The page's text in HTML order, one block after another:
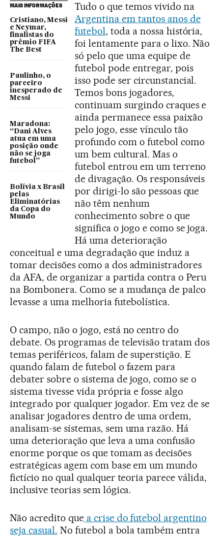
MAIS INFORMAÇÕES
Cristiano, Messi
e Neymar,
finalistas do
prêmio FIFA
The Best
Paulinho, o
parceiro
inesperado de
Messi
Maradona:
“Dani Alves
atua em uma
posição onde
não se joga
futebol”
Bolívia x Brasil
pelas
Eliminatórias
da Copa do
Mundo
Tudo o que temos vivido na
Argentina em tantos anos de
futebol, toda a nossa história,
foi lentamente para o lixo. Não
só pelo que uma equipe de
futebol pode entregar, pois
isso pode ser circunstancial.
Temos bons jogadores,
continuam surgindo craques e
ainda permanece essa paixão
pelo jogo, esse vínculo tão
profundo com o futebol como
um bem cultural. Mas o
futebol entrou em um terreno
de divagação. Os responsáveis
por dirigi-lo são pessoas que
não têm nenhum
conhecimento sobre o que
significa o jogo e como se joga.
Há uma deterioração
conceitual e uma degradação que induz a
tomar decisões como a dos administradores
da AFA, de organizar a partida contra o Peru
na Bombonera. Como se a mudança de palco
levasse a uma melhoria futebolística.
O campo, não o jogo, está no centro do
debate. Os programas de televisão tratam dos
temas periféricos, falam de superstição. E
quando falam de futebol o fazem para
debater sobre o sistema de jogo, como se o
sistema tivesse vida própria e fosse algo
integrado por qualquer jogador. Em vez de se
analisar jogadores dentro de uma ordem,
analisam-se sistemas, sem uma razão. Há
uma deterioração que leva a uma confusão
enorme porque os que tomam as decisões
estratégicas agem com base em um mundo
fictício no qual qualquer teoria parece válida,
inclusive teorias sem lógica.
Não acredito quea crise do futebol argentino
seja casual. No futebol a bola também entra